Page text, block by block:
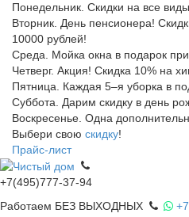
Понедельник. Скидки на все
Вторник. День пенсионера!
10000 рублей!
Среда. Мойка окна в подарок
Четверг. Акция! Скидка 10% на
Пятница. Каждая 5–я уборка в
Суббота. Дарим скидку в день
Воскресенье. Одна
Выбери свою скидку!
Прайс-лист
+7(495)777-37-94
Работаем БЕЗ ВЫХОДНЫХ